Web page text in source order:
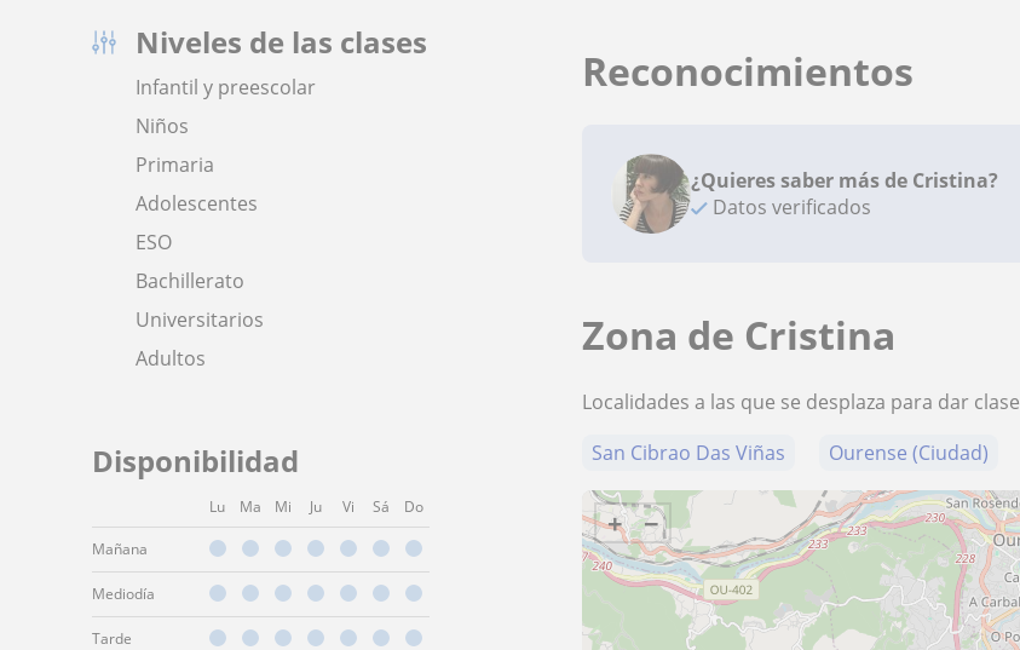
Niveles de las clases
Infantil y preescolar
Niños
Primaria
Adolescentes
ESO
Bachillerato
Universitarios
Adultos
Disponibilidad
Lu Ma Mi Ju Vi Sá Do
Mañana
Mediodía
Tarde
Reconocimientos
¿Quieres saber más de Cristina?
Datos verificados
Zona de Cristina
Localidades a las que se desplaza para dar clase
San Cibrao Das Viñas
Ourense (Ciudad)
+ −